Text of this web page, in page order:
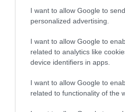
I want to allow Google to
personalized advertising.
I want to allow Google to
related to analytics like
device identifiers in apps.
I want to allow Google to
related to functionality of the